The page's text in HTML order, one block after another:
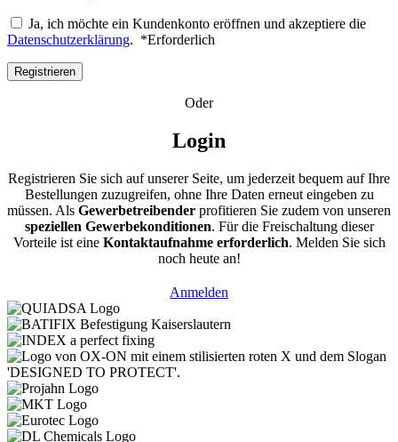
Ja, ich möchte ein Kundenkonto eröffnen und akzeptiere die
Datenschutzerklärung. *Erforderlich
Registrieren
Oder
Login
Registrieren Sie sich auf unserer Seite, um jederzeit bequem auf Ihre
Bestellungen zuzugreifen, ohne Ihre Daten erneut eingeben zu
müssen. Als Gewerbetreibender profitieren Sie zudem von unseren
speziellen Gewerbekonditionen. Für die Freischaltung dieser
Vorteile ist eine Kontaktaufnahme erforderlich. Melden Sie sich
noch heute an!
Anmelden